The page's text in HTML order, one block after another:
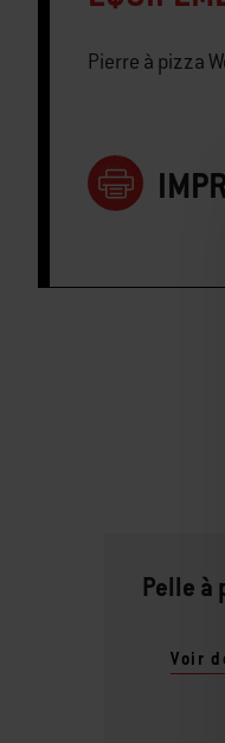
Pierre à pizza
Pelle à
Voir